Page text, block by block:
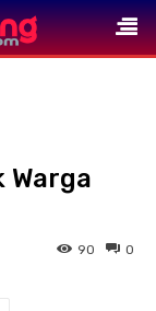
Warga
0
90